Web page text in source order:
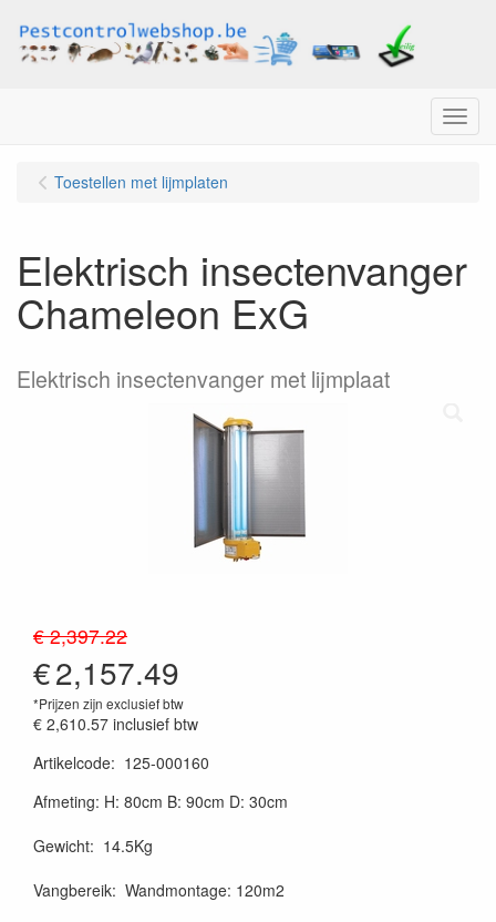
Menu
Toestellen met lijmplaten
Elektrisch insectenvanger
Chameleon ExG
Elektrisch insectenvanger met lijmplaat
€ 2,397.22
€2,157.49
*Prijzen zijn exclusief btw
€ 2,610.57 inclusief btw
Artikelcode: 125-000160
Afmeting: H: 80cm B: 90cm D: 30cm
Gewicht: 14.5Kg
Vangbereik: Wandmontage: 120m2